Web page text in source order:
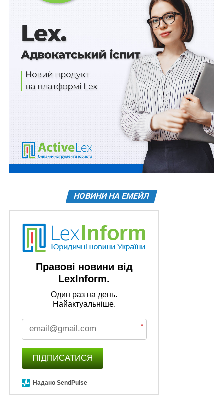
70 000 грн бойових прикордонникам
6,6 млрд грн розподілено на зарплати освітян і
соцпрацівників
ПОВ'ЯЗАНІ ТЕМИ: FEATURED УКРИТТЯ ШКОЛА
Плату за транспортування і розподіл газу для
населення можуть скасувати
НЕ ПРОПУСТІТЬ
Бронювання працівників у сфері страхування: три
критерії важливості підприємств
НОВИНИ НА ЕМЕЙЛ
Правові новини від
LexInform.
Один раз на день.
Найактуальніше.
*
ПІДПИСАТИСЯ
Надано SendPulse